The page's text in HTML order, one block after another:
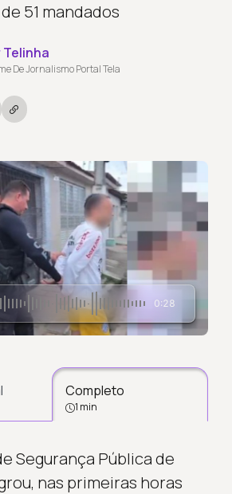
51 mandados
Telinha
De Jornalismo Portal Tela
0:28
Completo
1 min
Segurança Pública de
nas primeiras horas